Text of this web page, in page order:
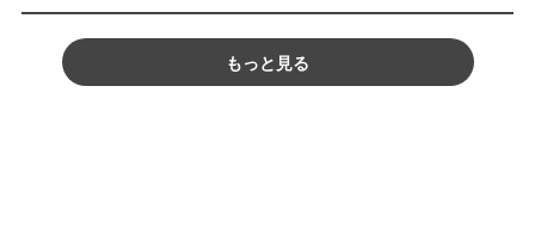
もっと見る